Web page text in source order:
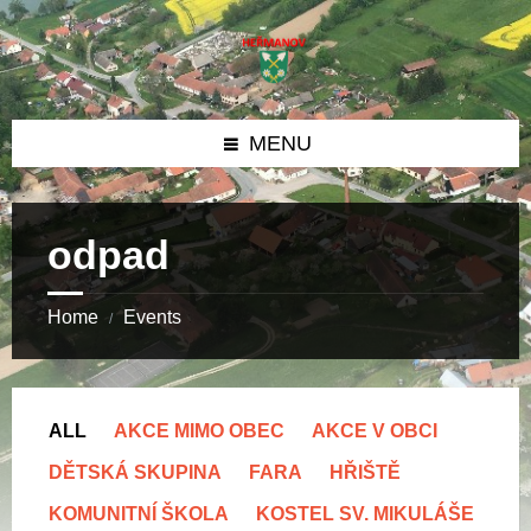
Skip
to
content
Skip
to
left
sidebar
Skip
to
footer
MENU
odpad
Home / Events
ALL AKCE MIMO OBEC AKCE V OBCI
DĚTSKÁ SKUPINA FARA HŘIŠTĚ
KOMUNITNÍ ŠKOLA KOSTEL SV. MIKULÁŠE